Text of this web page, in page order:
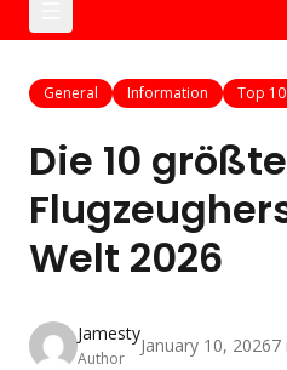
General Information Top 10
Die 10
Welt 2026
Jamesty
Author
January 10, 20267